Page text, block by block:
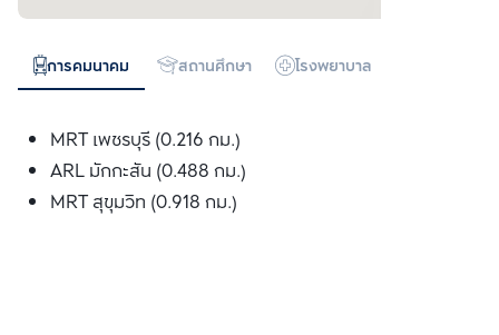
การคมนาคม สถานศึกษา โรงพยาบาล
MRT เพชรบุรี (0.216 กม.)
ARL มักกะสัน (0.488 กม.)
MRT สุขุมวิท (0.918 กม.)